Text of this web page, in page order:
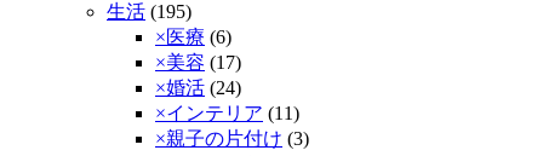
生活 (195)
×医療 (6)
×美容 (17)
×婚活 (24)
×インテリア (11)
×親子の片付け (3)